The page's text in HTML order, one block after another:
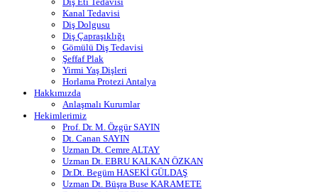
Kanal Tedavisi
Diş Dolgusu
Diş Çapraşıklığı
Gömülü Diş Tedavisi
Şeffaf Plak
Yirmi Yaş Dişleri
Horlama Protezi Antalya
Hakkımızda
Anlaşmalı Kurumlar
Hekimlerimiz
Prof. Dr. M. Özgür SAYIN
Dt. Canan SAYIN
Uzman Dt. Cemre ALTAY
Uzman Dt. EBRU KALKAN ÖZKAN
Dr.Dt. Begüm HASEKİ GÜLDAŞ
Uzman Dt. Büşra Buse KARAMETE